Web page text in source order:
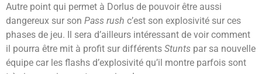
Autre point qui permet à Dorlus de pouvoir être aussi
dangereux sur son Pass rush c’est son explosivité sur ces
phases de jeu. Il sera d’ailleurs intéressant de voir comment
il pourra être mit à profit sur différents Stunts par sa nouvelle
équipe car les flashs d’explosivité qu’il montre parfois sont